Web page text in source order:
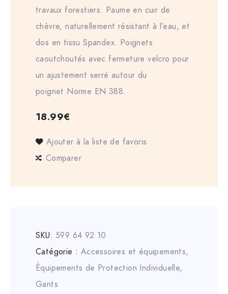
travaux forestiers. Paume en cuir de
chèvre, naturellement résistant à l’eau, et
dos en tissu Spandex. Poignets
caoutchoutés avec fermeture velcro pour
un ajustement serré autour du
poignet.Norme EN 388.
18.99€
Ajouter à la liste de favoris
Comparer
SKU: 599 64 92 10
Catégorie : Accessoires et équipements,
Équipements de Protection Individuelle,
Gants